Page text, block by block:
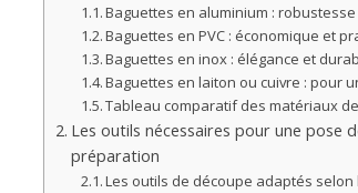
Baguettes en aluminium :
Baguettes en PVC : économique et
Baguettes en inox : élégance et
Baguettes en laiton ou cuivre : pour
Tableau comparatif des matériaux
Les outils nécessaires pour une pose
préparation
Les outils de découpe adaptés